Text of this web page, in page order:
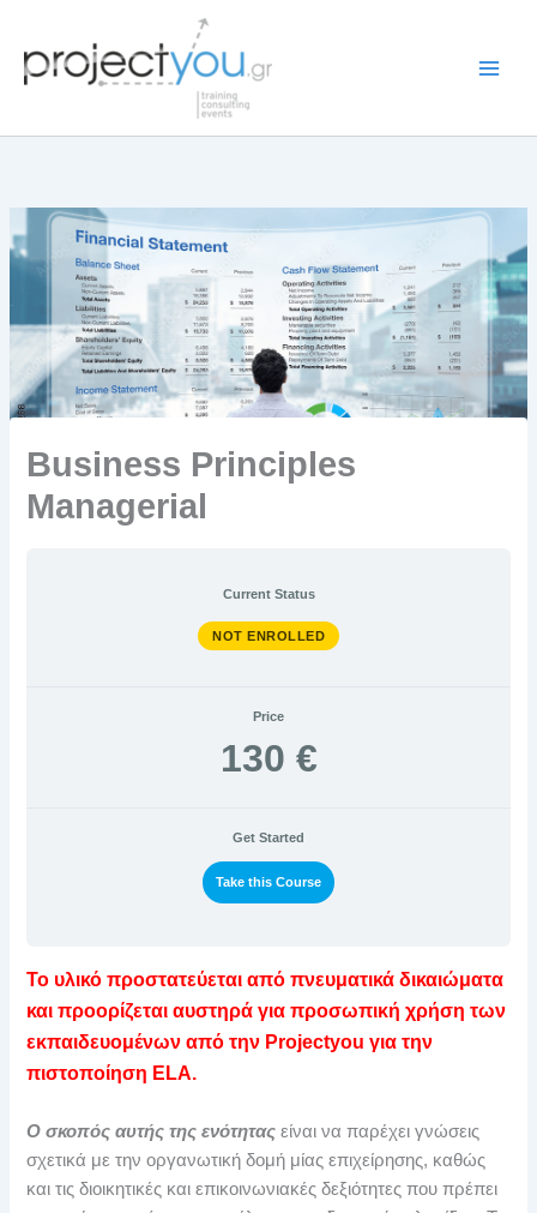
content
Business Principles
Managerial
Current Status
NOT ENROLLED
Price
130 €
Get Started
Take this Course
Το υλικό προστατεύεται από πνευματικά δικαιώματα
και προορίζεται αυστηρά για προσωπική χρήση των
εκπαιδευομένων από την Projectyou για την
πιστοποίηση ELA.
Ο σκοπός αυτής της ενότητας είναι να παρέχει γνώσεις
σχετικά με την οργανωτική δομή μίας επιχείρησης, καθώς
και τις διοικητικές και επικοινωνιακές δεξιότητες που πρέπει